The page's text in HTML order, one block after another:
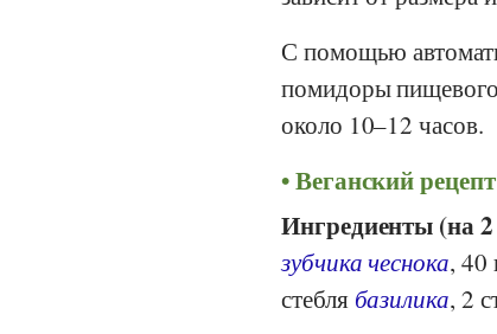
С помощью
помидоры пищевого
около 10–12 часов.
Веганский
Ингредиенты (на
зубчика чеснока, 40
стебля базилика, 2